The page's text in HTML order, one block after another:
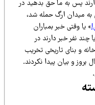
به ما حق بدهید در
ارگ حمله شد،
خبر بمباران
خبر دارند در
تاریخی تخریب
بیان پیدا نکردند.